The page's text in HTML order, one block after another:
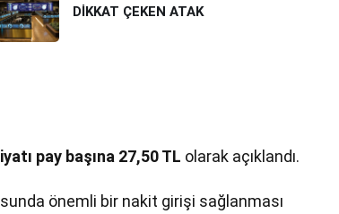
DİKKAT ÇEKEN ATAK
pay başına 27,50 TL olarak açıklandı.
önemli bir nakit girişi sağlanması